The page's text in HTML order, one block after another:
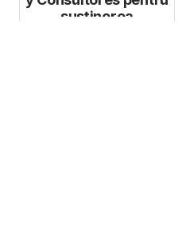
susținerea